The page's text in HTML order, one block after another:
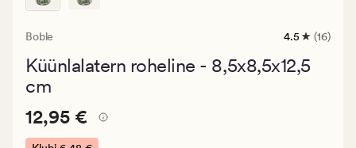
Boble
16
keskmise
hinnanguga
4.5 (16)
Küünlalatern roheline - 8,5x8,5x12,5
cm
Pris_ee
12,95
Pris_ee 12,95 €
12,95 €